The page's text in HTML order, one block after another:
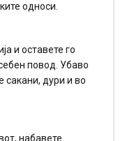
односи.
и оставете го
повод. Убаво
сакани, дури и во
набавете